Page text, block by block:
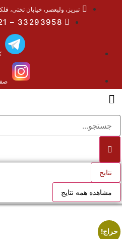
تبریز، ولیعصر، خیابان تختی،
33293958 – 33298421 – ( 041)
نتایج
مشاهده همه نتایج
حراج!